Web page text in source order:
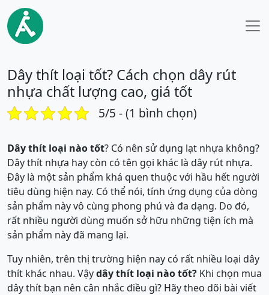
Dây thít loại tốt? Cách chọn dây rút
nhựa chất lượng cao, giá tốt
5/5 - (1 bình chọn)
Dây thít loại nào tốt? Có nên sử dụng lạt nhựa không?
Dây thít nhựa hay còn có tên gọi khác là dây rút nhựa.
Đây là một sản phẩm khá quen thuộc với hầu hết người
tiêu dùng hiện nay. Có thể nói, tính ứng dụng của dòng
sản phẩm này vô cùng phong phú và đa dạng. Do đó,
rất nhiều người dùng muốn sở hữu những tiện ích mà
sản phẩm này đã mang lại.
Tuy nhiên, trên thị trường hiện nay có rất nhiều loại dây
thít khác nhau. Vậydây thít loại nào tốt? Khi chọn mua
dây thít bạn nên cân nhắc điều gì? Hãy theo dõi bài viết